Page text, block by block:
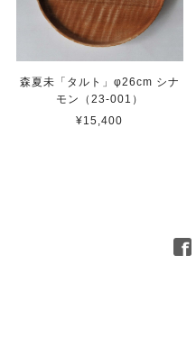
森夏未「タルト」φ26cm シナ
モン（23-001）
¥15,400